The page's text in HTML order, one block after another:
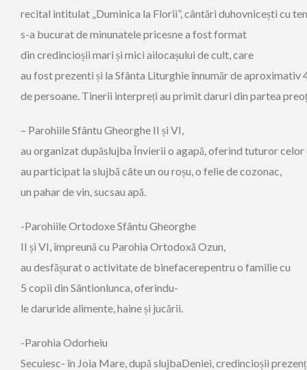
recital intitulat „Duminica la Florii”, cântări duhovnicești cu
s-a bucurat de minunatele pricesne a fost format
din credincioșii mari și mici ailocașului de cult, care
au fost prezenti și la Sfânta Liturghie înnumăr de aproximativ
de persoane. Tinerii interpreți au primit daruri din partea
– Parohiile Sfântu Gheorghe II și VI,
au organizat dupăslujba Învierii o agapă, oferind tuturor celor
au participat la slujbă câte un ou roșu, o felie de cozonac,
un pahar de vin, sucsau apă.
-Parohiile Ortodoxe Sfântu Gheorghe
II și VI, împreună cu Parohia Ortodoxă Ozun,
au desfășurat o activitate de binefacerepentru o familie cu
5 copii din Sântionlunca, oferindu-
le daruride alimente, haine și jucării.
-Parohia Odorheiu
Secuiesc- în Joia Mare, după slujbaDeniei, credincioșii